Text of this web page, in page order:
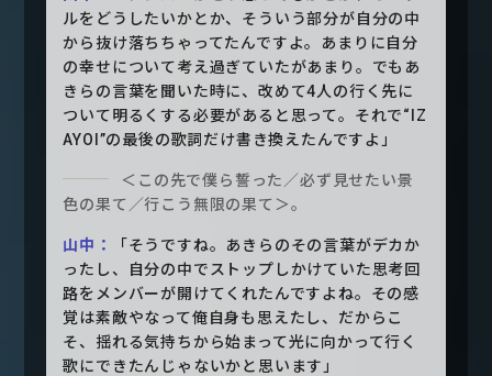
ルをどうしたいかとか、そういう部分が自分の中
から抜け落ちちゃってたんですよ。あまりに自分
の幸せについて考え過ぎていたがあまり。でもあ
きらの言葉を聞いた時に、改めて4人の行く先に
ついて明るくする必要があると思って。それで“IZ
AYOI”の最後の歌詞だけ書き換えたんですよ」
＜この先で僕ら誓った／必ず見せたい景
色の果て／行こう無限の果て＞。
山中：
「そうですね。あきらのその言葉がデカか
ったし、自分の中でストップしかけていた思考回
路をメンバーが開けてくれたんですよね。その感
覚は素敵やなって俺自身も思えたし、だからこ
そ、揺れる気持ちから始まって光に向かって行く
歌にできたんじゃないかと思います」